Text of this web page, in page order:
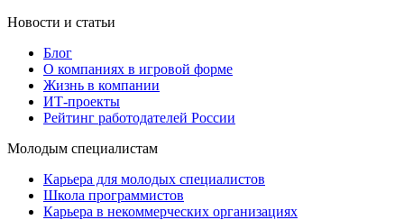
Новости и статьи
Блог
О компаниях в игровой форме
Жизнь в компании
ИТ-проекты
Рейтинг работодателей России
Молодым специалистам
Карьера для молодых специалистов
Школа программистов
Карьера в некоммерческих организациях